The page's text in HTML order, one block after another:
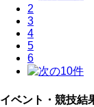
2
3
4
5
6
イベント・競技結